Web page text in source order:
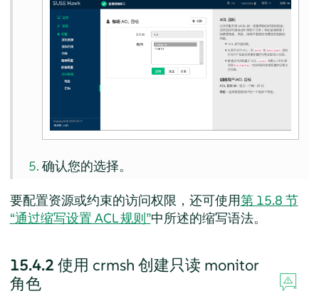
确认您的选择。
要配置资源或约束的访问权限，还可使用第 15.8 节
“通过缩写设置 ACL 规则”中所述的缩写语法。
15.4.2 使用 crmsh 创建只读 monitor
角色